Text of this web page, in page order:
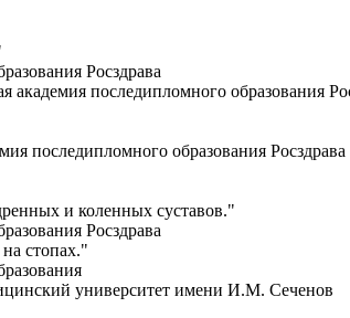
Росздрава
последипломного образования
последипломного образования Росздрава
и коленных суставов."
Росздрава
стопах."
университет имени И.М. Сеченов